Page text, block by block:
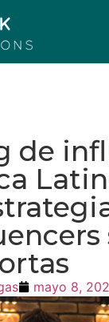
de
mayo 8,